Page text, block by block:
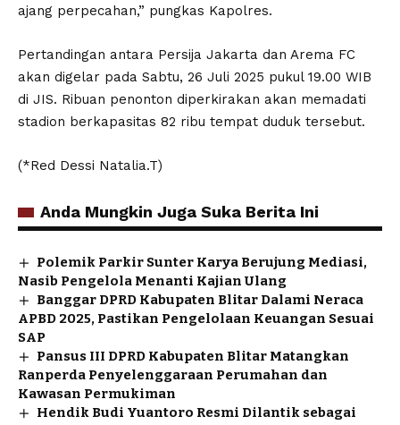
ajang perpecahan,” pungkas Kapolres.
Pertandingan antara Persija Jakarta dan Arema FC
akan digelar pada Sabtu, 26 Juli 2025 pukul 19.00 WIB
di JIS. Ribuan penonton diperkirakan akan memadati
stadion berkapasitas 82 ribu tempat duduk tersebut.
(*Red Dessi Natalia.T)
Anda Mungkin Juga Suka Berita Ini
Polemik Parkir Sunter Karya Berujung Mediasi,
Nasib Pengelola Menanti Kajian Ulang
Banggar DPRD Kabupaten Blitar Dalami Neraca
APBD 2025, Pastikan Pengelolaan Keuangan Sesuai
SAP
Pansus III DPRD Kabupaten Blitar Matangkan
Ranperda Penyelenggaraan Perumahan dan
Kawasan Permukiman
Hendik Budi Yuantoro Resmi Dilantik sebagai